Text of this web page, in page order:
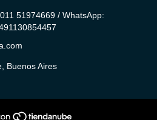
51974669 / WhatsApp:
Buenos Aires